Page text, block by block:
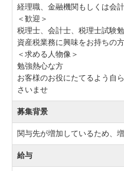
経理職、金融機関もしくは会
＜歓迎＞
税理士、会計士、税理士試験
資産税業務に興味をお持ちの方
＜求める人物像＞
勉強熱心な方
お客様のお役にたてるよう自
さいませ
募集背景
関与先が増加しているため、
給与